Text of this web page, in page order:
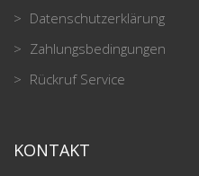
Datenschutzerklärung
Zahlungsbedingungen
Rückruf Service
KONTAKT